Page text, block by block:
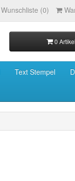
Wunschliste (0)
0
Text Stempel